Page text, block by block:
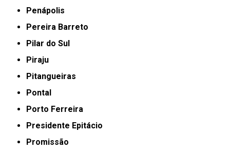
Penápolis
Pereira Barreto
Pilar do Sul
Piraju
Pitangueiras
Pontal
Porto Ferreira
Presidente Epitácio
Promissão